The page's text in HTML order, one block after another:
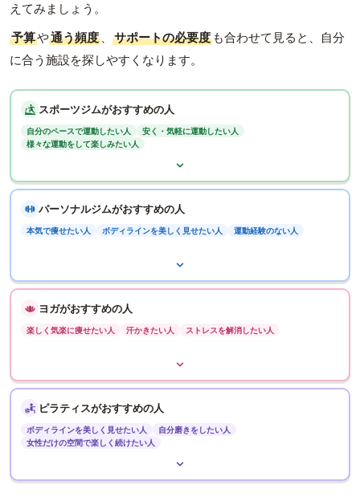
えてみましょう。
予算や通う頻度 、 サポートの必要度 も合わせて見ると、自分
に合う施設を探しやすくなります。
スポーツジムがおすすめの人
自分のペースで運動したい人
安く・気軽に運動したい人
様々な運動をして楽しみたい人
パーソナルジムがおすすめの人
本気で痩せたい人 ボディラインを美しく見せたい人 運動経験のない人
ヨガがおすすめの人
楽しく気楽に痩せたい人 汗かきたい人 ストレスを解消したい人
ピラティスがおすすめの人
ボディラインを美しく見せたい人
自分磨きをしたい人
女性だけの空間で楽しく続けたい人